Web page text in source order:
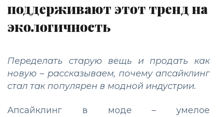
поддерживают этот тренд на
экологичность
Переделать старую вещь и продать как
новую – рассказываем, почему апсайклинг
стал так популярен в модной индустрии.
Апсайклинг в моде – умелое